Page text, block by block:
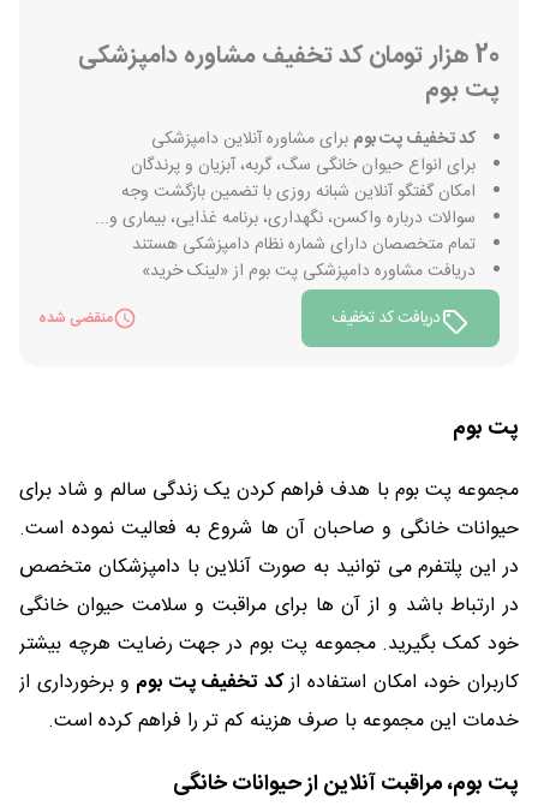
20 هزار تومان کد تخفیف مشاوره دامپزشکی
پت بوم
کد تخفیف پت بوم برای مشاوره آنلاین دامپزشکی
برای انواع حیوان خانگی سگ، گربه، آبزیان و پرندگان
امکان گفتگو آنلاین شبانه روزی با تضمین بازگشت وجه
سوالات درباره واکسن، نگهداری، برنامه غذایی، بیماری و...
تمام متخصصان دارای شماره نظام دامپزشکی هستند
دریافت مشاوره دامپزشکی پت بوم از «لینک خرید»
دریافت کد تخفیف
منقضی شده
پت بوم
مجموعه پت بوم با هدف فراهم کردن یک زندگی سالم و شاد برای
حیوانات خانگی و صاحبان آن ها شروع به فعالیت نموده است.
در این پلتفرم می توانید به صورت آنلاین با دامپزشکان متخصص
در ارتباط باشد و از آن ها برای مراقبت و سلامت حیوان خانگی
خود کمک بگیرید. مجموعه پت بوم در جهت رضایت هرچه بیشتر
کاربران خود، امکان استفاده ازکد تخفیف پت بوم و برخورداری از
خدمات این مجموعه با صرف هزینه کم تر را فراهم کرده است.
پت بوم، مراقبت آنلاین از حیوانات خانگی